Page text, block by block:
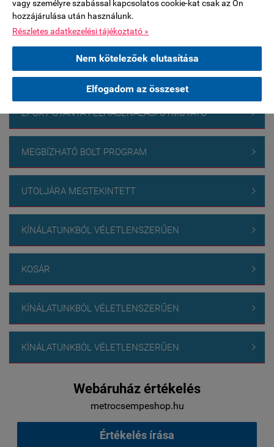
vagy személyre szabással kapcsolatos cookie-kat csak az Ön
hozzájárulása után használunk.
Részletes adatkezelési tájékoztató »
Nem kötelezőek elutasítása
Elfogadom az összeset
FACEBOOK
TERMÉKEK 
EPOXY GYANTA FELHASZNÁLÁSI ÚTMUTATÓ 
MEGBÍZHATÓ BOLT PROGRAM 
UTOLJÁRA MEGTEKINTETT 
KÍNÁLATUNKBÓL VÉLETLENSZERŰEN 
KOSÁR 
KÍNÁLATUNKBÓL VÉLETLENSZERŰEN 
KÍNÁLATUNKBÓL VÉLETLENSZERŰEN 
Webáruház értékelés
metrocsempeshop.hu
Értékelés írása